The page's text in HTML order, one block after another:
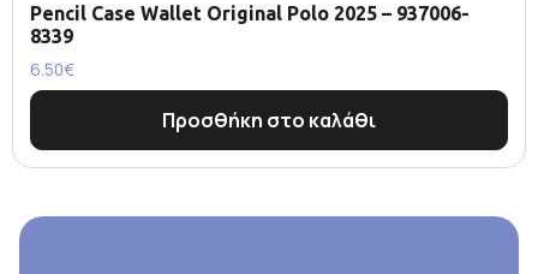
Pencil Case Wallet Original Polo 2025 – 937006-
8339
6.50€
Προσθήκη στο καλάθι